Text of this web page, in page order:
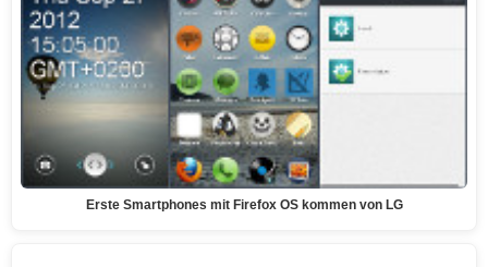
Erste Smartphones mit Firefox OS kommen von LG